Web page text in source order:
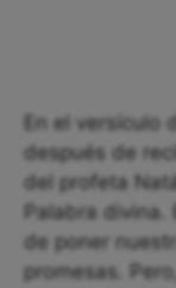
En el versículo
después de
del profeta
Palabra divina.
de poner
promesas.